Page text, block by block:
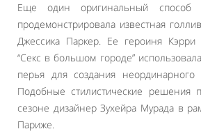
Еще один оригинальный способ
продемонстрировала известная
Джессика Паркер. Ее героиня
“Секс в большом городе”
перья для создания неординарного
Подобные стилистические решения
сезоне дизайнер Зухейра Мурада в
Париже.